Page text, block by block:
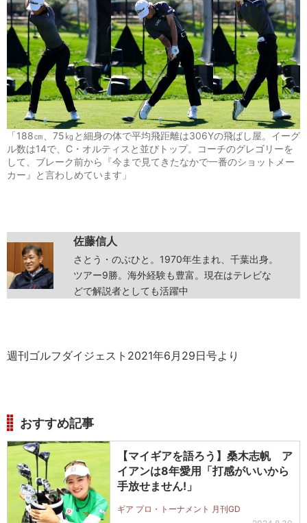
「188㎝、75㎏と細身の体で平均飛距離は306Yの飛ばし屋。イーグ
ル数は14で、C・オルティスと並びトップ。コーチのグレゴリーを
して、ブレーク前から『今まで見てきたなかで一番のショットメー
カー』と言わしめています」
佐藤信人
さとう・のぶひと。1970年生まれ、千葉出身。
ツアー9勝。海外経験も豊富。現在はテレビな
どで解説者としても活躍中
週刊ゴルフダイジェスト2021年6月29日号より
おすすめ記事
【マイギアを語ろう】桑木志帆 ア
イアンは8年愛用「打感がいいから
手放せません!」
ギア プロ・トーナメント 月刊GD